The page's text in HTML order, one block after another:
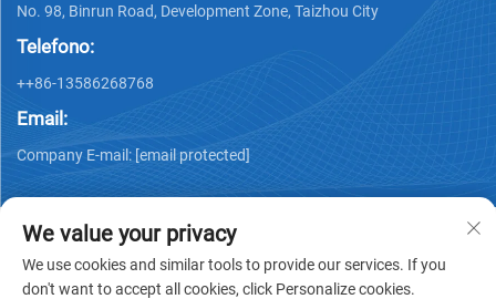
No. 98, Binrun Road, Development Zone, Taizhou City
Telefono:
++86-13586268768
Email:
Company E-mail: [email protected]
We value your privacy
We use cookies and similar tools to provide our services. If you
don't want to accept all cookies, click Personalize cookies.